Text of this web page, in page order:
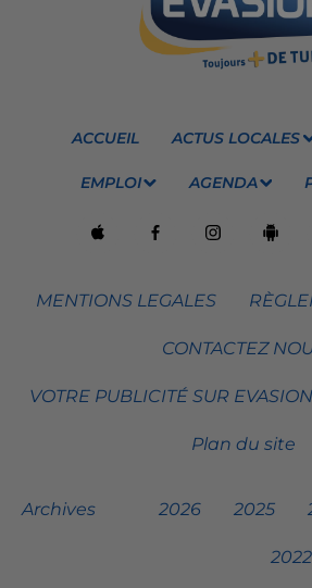
ACCUEIL ACTUS LOCALES
EMPLOI AGENDA
MENTIONS LEGALES
CONTACTEZ
VOTRE PUBLICITÉ SUR EVASION
Plan du site
Archives 2026 2025
2022